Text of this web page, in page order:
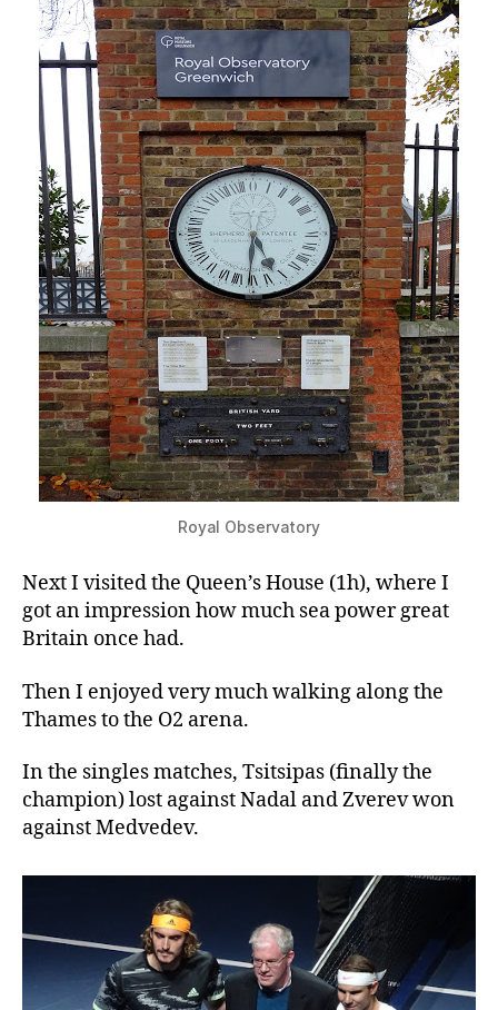
Royal Observatory
Next I visited the Queen’s House (1h), where I
got an impression how much sea power great
Britain once had.
Then I enjoyed very much walking along the
Thames to the O2 arena.
In the singles matches, Tsitsipas (finally the
champion) lost against Nadal and Zverev won
against Medvedev.